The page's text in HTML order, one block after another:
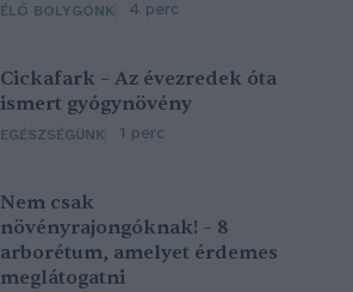
ÉLŐ BOLYGÓNK 4 perc
Cickafark – Az évezredek óta
ismert gyógynövény
EGÉSZSÉGÜNK 1 perc
Nem csak
növényrajongóknak! – 8
arborétum, amelyet érdemes
meglátogatni